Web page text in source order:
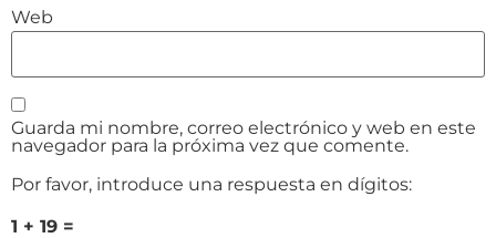
Web
Guarda mi nombre, correo electrónico y web en este
navegador para la próxima vez que comente.
Por favor, introduce una respuesta en dígitos:
1 + 19 =